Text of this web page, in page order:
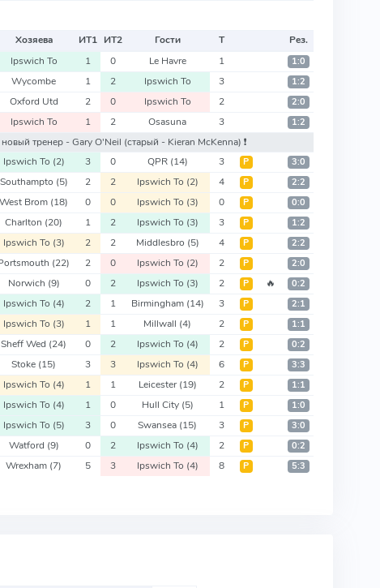
Хозяева ИТ1 ИТ2 Гости Т
Рез.
Ipswich To 1 0 Le Havre 1 1:0
Wycombe 1 2 Ipswich To 3 1:2
Oxford Utd 2 0 Ipswich To 2 2:0
Ipswich To 1 2 Osasuna 3 1:2
новый тренер - Gary O'Neil (старый - Kieran McKenna) ❗️
Ipswich To (2) 3 0 QPR (14) 3 Р 3:0
Southampto (5) 2 2 Ipswich To (2) 4 Р 2:2
West Brom (18) 0 0 Ipswich To (3) 0 Р 0:0
Charlton (20) 1 2 Ipswich To (3) 3 Р 1:2
Ipswich To (3) 2 2 Middlesbro (5) 4 Р 2:2
(22) 2 0 Ipswich To (2) 2 Р 2:0
Norwich (9) 0 2 Ipswich To (3) 2 Р 🔥 0:2
Ipswich To (4) 2 1 Birmingham (14) 3 Р 2:1
Ipswich To (3) 1 1 Millwall (4) 2 Р 1:1
Sheff Wed (24) 0 2 Ipswich To (4) 2 Р 0:2
Stoke (15) 3 3 Ipswich To (4) 6 Р 3:3
Ipswich To (4) 1 1 Leicester(19) 2 Р 1:1
Ipswich To (4) 1 0 Hull City (5) 1 Р 1:0
Ipswich To (5) 3 0 Swansea (15) 3 Р 3:0
Watford (9) 0 2 Ipswich To (4) 2 Р 0:2
Wrexham (7) 5 3 Ipswich To (4) 8 Р 5:3